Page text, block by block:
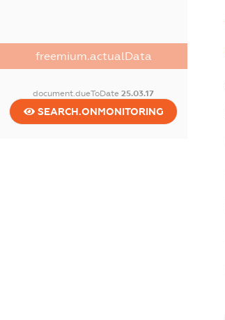
freemium.actualData
document.dueToDate25.03.17
SEARCH.ONMONITORING